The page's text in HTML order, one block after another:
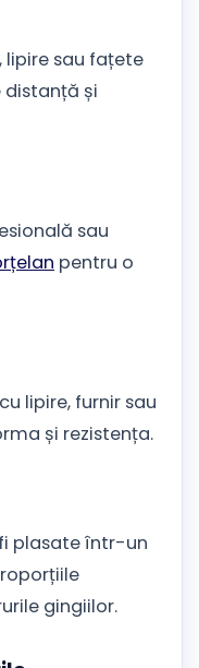
lipire sau fațete
distanță și
sau
pentru o
lipire, furnir sau
și rezistența.
plasate într-un
gingiilor.